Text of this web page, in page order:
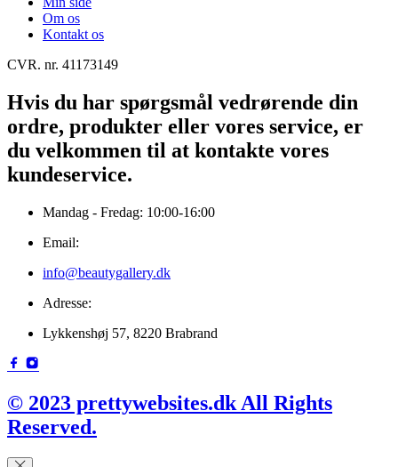
Om os
Kontakt os
CVR. nr. 41173149
Hvis du har spørgsmål vedrørende din
ordre, produkter eller vores service, er
du velkommen til at kontakte vores
kundeservice.
Mandag - Fredag: 10:00-16:00
Email:
info@beautygallery.dk
Adresse:
Lykkenshøj 57, 8220 Brabrand
© 2023 prettywebsites.dk All Rights
Reserved.